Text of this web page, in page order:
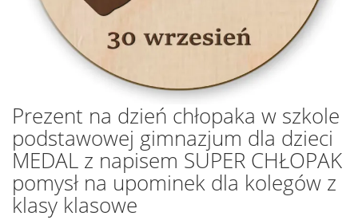
Prezent na dzień chłopaka w szkole
podstawowej gimnazjum dla dzieci
MEDAL z napisem SUPER CHŁOPAK
pomysł na upominek dla kolegów z
klasy klasowe
Przejdź
na
początek
galerii